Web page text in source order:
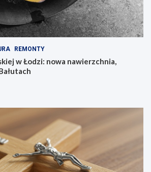
REMONTY
w Łodzi: nowa nawierzchnia,